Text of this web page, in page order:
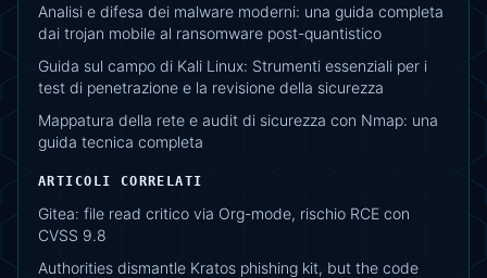
Analisi e difesa dei malware moderni: una guida completa
dai trojan mobile al ransomware post-quantistico
Guida sul campo di Kali Linux: Strumenti essenziali per i
test di penetrazione e la revisione della sicurezza
Mappatura della rete e audit di sicurezza con Nmap: una
guida tecnica completa
ARTICOLI CORRELATI
Gitea: file read critico via Org-mode, rischio RCE con
CVSS 9.8
Authorities dismantle Kratos phishing kit, but the code